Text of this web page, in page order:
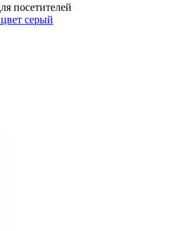
посетителей
серый